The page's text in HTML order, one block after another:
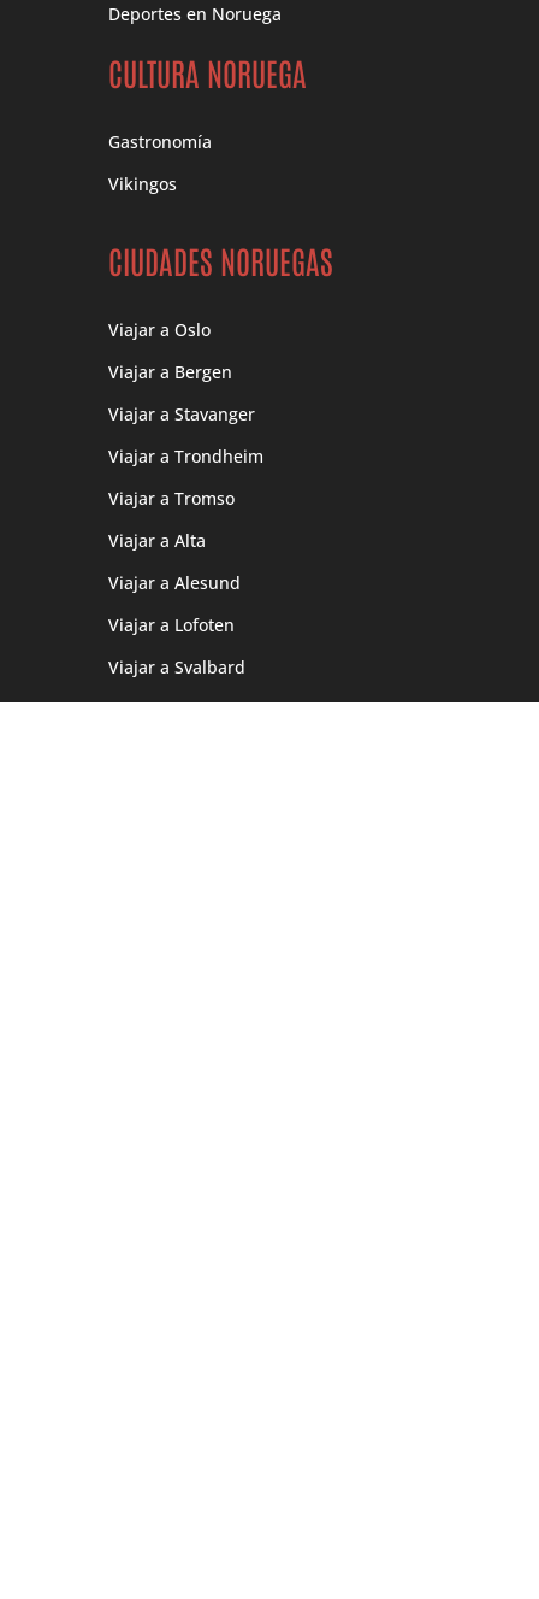
Deportes en Noruega
CULTURA NORUEGA
Gastronomía
Vikingos
CIUDADES NORUEGAS
Viajar a Oslo
Viajar a Bergen
Viajar a Stavanger
Viajar a Trondheim
Viajar a Tromso
Viajar a Alta
Viajar a Alesund
Viajar a Lofoten
Viajar a Svalbard
Viajar a Cabo Norte